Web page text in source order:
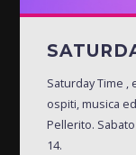
Saturday Time
ospiti, musica
Pellerito.
14.